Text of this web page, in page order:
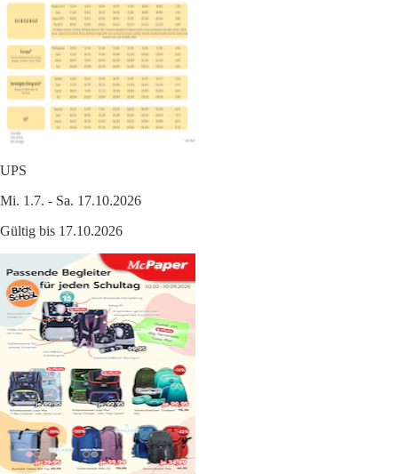
UPS
Mi. 1.7. - Sa. 17.10.2026
Gültig bis 17.10.2026